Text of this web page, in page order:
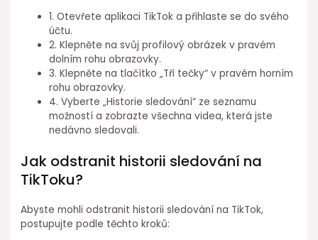
1. Otevřete aplikaci TikTok a přihlaste se do svého
účtu.
2. Klepněte na svůj profilový obrázek v pravém
dolním rohu obrazovky.
3. Klepněte na tlačítko „Tři tečky“ v pravém horním
rohu obrazovky.
4. Vyberte „Historie sledování“ ze seznamu
možností a zobrazte všechna videa, která jste
nedávno sledovali.
Jak odstranit historii sledování na
TikToku?
Abyste mohli odstranit historii sledování na TikTok,
postupujte podle těchto kroků: